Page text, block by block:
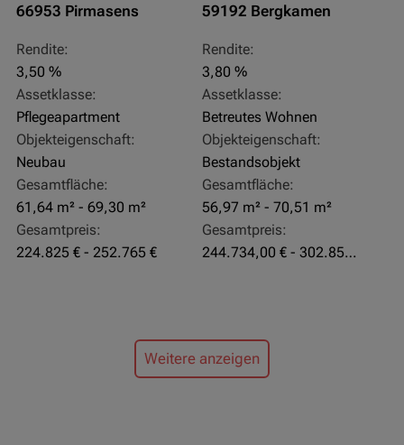
66953 Pirmasens
Rendite:
3,50 %
Assetklasse:
Pflegeapartment
Objekteigenschaft:
Neubau
Gesamtfläche:
61,64 m² - 69,30 m²
Gesamtpreis:
224.825 € - 252.765 €
59192 Bergkamen
Rendite:
3,80 %
Assetklasse:
Betreutes Wohnen
Objekteigenschaft:
Bestandsobjekt
Gesamtfläche:
56,97 m² - 70,51 m²
Gesamtpreis:
244.734,00 € - 302.855,00 €
Weitere anzeigen